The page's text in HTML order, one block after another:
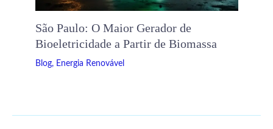
São Paulo: O Maior Gerador de
Bioeletricidade a Partir de Biomassa
Blog, Energia Renovável